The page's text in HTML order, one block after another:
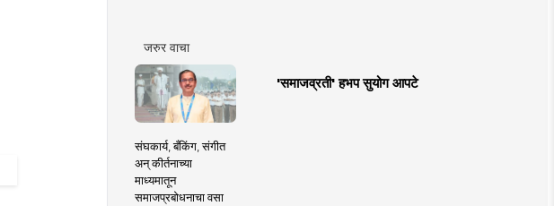
जरुर वाचा
'समाजव्रती' हभप सुयोग आपटे
संघकार्य, बँकिंग, संगीत
अन् कीर्तनाच्या
माध्यमातून
समाजप्रबोधनाचा वसा